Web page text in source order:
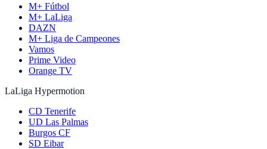
M+ Fútbol
M+ LaLiga
DAZN
M+ Liga de Campeones
Vamos
Prime Video
Orange TV
LaLiga Hypermotion
CD Tenerife
UD Las Palmas
Burgos CF
SD Eibar